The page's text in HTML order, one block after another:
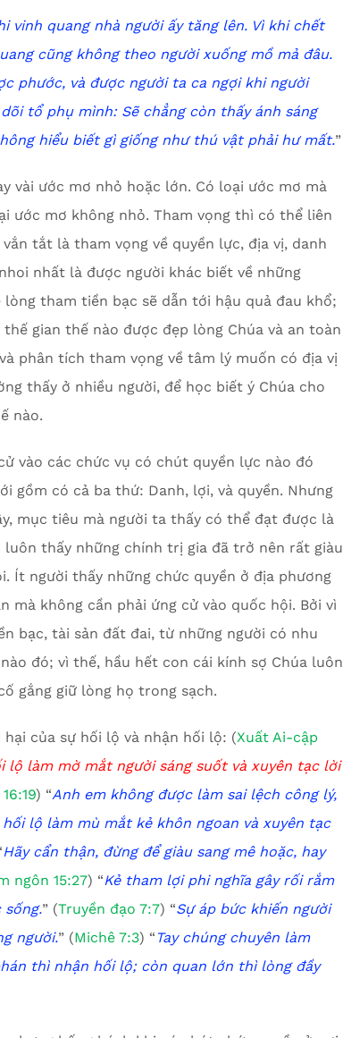
vinh quang nhà người ấy tăng lên. Vì khi chết
cũng không theo người xuống mồ mả đâu.
phước, và được người ta ca ngợi khi người
tổ phụ mình: Sẽ chẳng còn thấy ánh sáng
hiểu biết gìgiống như thú vật phải hư mất.”
vài ước mơ nhỏ hoặc lớn. Có loại ước mơ mà
ước mơ không nhỏ. Tham vọng thì có thể liên
tắt là tham vọng về quyền lực, địa vị, danh
nhất là được người khác biết về những
tham tiền bạc sẽ dẫn tới hậu quả đau khổ;
gian thế nào được đẹp lòng Chúa và an toàn
phân tích tham vọng về tâm lý muốn có địa vị
thấy ở nhiều người, để học biết ý Chúa cho
nào.
vào các chức vụ có chút quyền lực nào đó
gồm có cả ba thứ: Danh, lợi, và quyền. Nhưng
mục tiêu mà người ta thấy có thể đạt được là
luôn thấy những chính trị gia đã trở nên rất giàu
Ít người thấy những chức quyền ở địa phương
mà không cần phải ứng cử vào quốc hội. Bởi vì
bạc, tài sản đất đai, từ những người có nhu
đó; vì thế, hầu hết con cái kính sợ Chúa luôn
gắng giữ lòng họ trong sạch.
của sự hối lộ và nhận hối lộ: (Xuất Ai-cập
lộ làm mờ mắt người sáng suốt và xuyên tạc lời
) “Anh em không được làm sai lệch công lý,
lộ làm mù mắt kẻ khôn ngoan và xuyên tạc
Hãy cẩn thận, đừng để giàu sang mê hoặc, hay
ngôn 15:27) “Kẻ tham lợi phi nghĩa gây rối rắm
sống.” (Truyền đạo 7:7) “Sự áp bức khiến người
người.” (Michê 7:3) “ Tay chúng chuyên làm
thì nhận hối lộ;còn quan lớn thì lòng đầy